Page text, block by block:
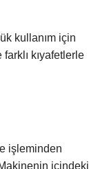
kullanım için
kıyafetlerle
işleminden
içindeki